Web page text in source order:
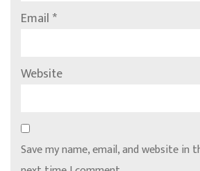
Email*
Website
Save my name, email, and website